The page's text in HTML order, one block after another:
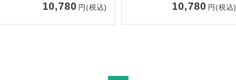
10,780 円(税込) 10,780 円(税込)